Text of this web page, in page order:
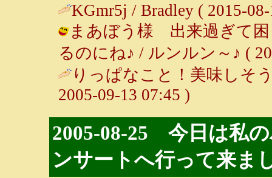
KGmr5j / Bradley ( 2015-
まあぼう様 出来過ぎて困
るのにね♪ / ルンルン～♪ (
りっぱなこと！美味しそ
2005-09-13 07:45 )
2005-08-25 今日は私
ンサートへ行って来ま